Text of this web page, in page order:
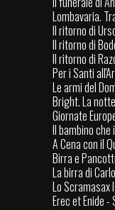
Lombavaria.
Il ritorno di
Il ritorno di
Il ritorno di
Per i Santi
Le armi del
Bright. La
Giornate
Il bambino che
A Cena con il
Birra e
La birra di
Lo Scramasax
Erec et Enide -